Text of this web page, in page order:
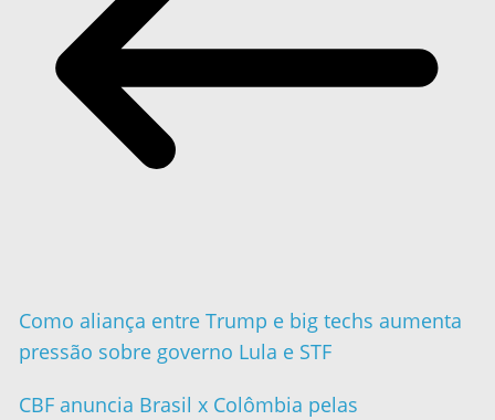
Como aliança entre Trump e big techs aumenta
pressão sobre governo Lula e STF
CBF anuncia Brasil x Colômbia pelas